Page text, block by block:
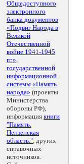
Общедоступного
электронного
банка документов
«Подвиг Народа в
Великой
Отечественной
войне 1941-1945
гг.»,
государственной
информационной
системы «Память
народа» (проекты
Министерства
обороны РФ),
информация книги
"Память.
Пензенская
область.", других
справочных
источников.